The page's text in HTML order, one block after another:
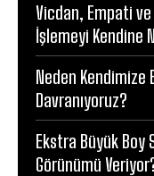
Vicdan, Empati
İşlemeyi Kendine
Neden Kendimize
Davranıyoruz?
Ekstra Büyük Boy
Görünümü